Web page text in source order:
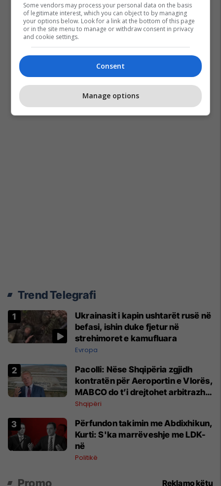
Trend Telegrafi
Ukrainasit i kapin ushtarët rusë në
befasi, ishin duke fjetur në
strehimoret e kamufluara
Evropa
Pacolli: Nëse Shqipëria zgjidh
kontratën për Aeroportin e Vlorës,
MABCO do t’i drejtohet arbitrazhit
ndërkombëtar
Shqipëri
Përfundon takimin me Abdixhikun,
Kurti: S'ka marrëveshje me LDK-
në
Politikë
Promo Reklamo këtu
Some vendors may process your personal data on the basis
of legitimate interest, which you can object to by managing
your options below. Look for a link at the bottom of this page
or in the site menu to manage or withdraw consent in privacy
and cookie settings.
Consent
Manage options